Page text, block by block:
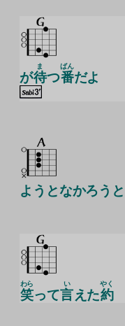
が待
ま
つ番
ばん
だよ
ようとなかろうと
笑
わら
って言
い
えた約
やく